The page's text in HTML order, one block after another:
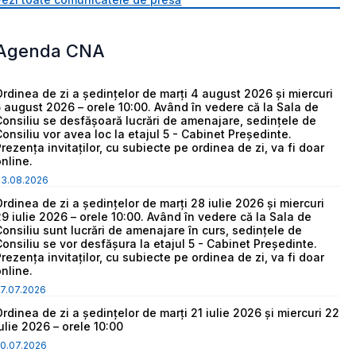
CNA
de zi a ședințelor de marți 4 august 2026 și miercuri
august 2026 – orele 10:00. Având în vedere că la Sala de
se desfășoară lucrări de amenajare, sedințele de
vor avea loc la etajul 5 - Cabinet Președinte.
invitaților, cu subiecte pe ordinea de zi, va fi doar
de zi a ședințelor de marți 28 iulie 2026 și miercuri
iulie 2026 – orele 10:00. Având în vedere că la Sala de
sunt lucrări de amenajare în curs, sedințele de
se vor desfășura la etajul 5 - Cabinet Președinte.
invitaților, cu subiecte pe ordinea de zi, va fi doar
de zi a ședințelor de marți 21 iulie 2026 și miercuri 22
2026 – orele 10:00